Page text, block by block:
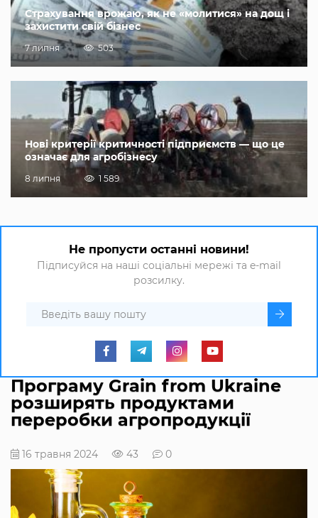
Страхування врожаю, як не «молитися» на дощ і
захистити свій бізнес
7 липня 503
Нові критерії критичності підприємств — що це
означає для агробізнесу
8 липня 1 589
Не пропусти останні новини!
Підписуйся на наші соціальні мережі та e-mail
розсилку.
Програму Grain from Ukraine
розширять продуктами
переробки агропродукції
16 травня 2024 43 0